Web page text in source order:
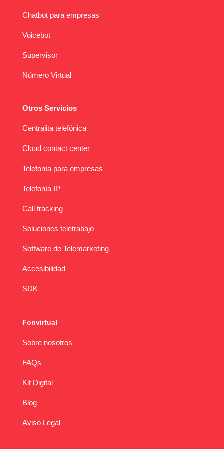
Chatbot para empresas
Voicebot
Supervisor
Número Virtual
Otros Servicios
Centralita telefónica
Cloud contact center
Telefonía para empresas
Telefonía IP
Call tracking
Soluciones teletrabajo
Software de Telemarketing
Accesibilidad
SDK
Fonvirtual
Sobre nosotros
FAQs
Kit Digital
Blog
Aviso Legal